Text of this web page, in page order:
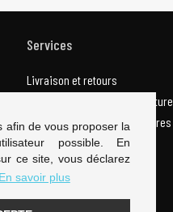
afin de vous proposer la
possible. En
ce site, vous déclarez
En savoir plus
Services
Livraison et retours
Comment choisir votre pointure
Bien entretenir vos chaussures